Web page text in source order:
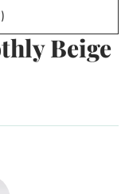
Beige